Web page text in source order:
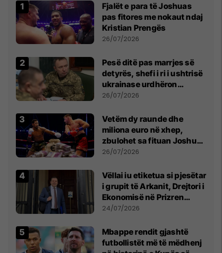
Fjalët e para të Joshuas
pas fitores me nokaut ndaj
Kristian Prengës
26/07/2026
Pesë ditë pas marrjes së
detyrës, shefi i ri i ushtrisë
ukrainase urdhëron
kontroll të madh
26/07/2026
Vetëm dy raunde dhe
miliona euro në xhep,
zbulohet sa fituan Joshua
e Prenga
26/07/2026
Vëllai iu etiketua si pjesëtar
i grupit të Arkanit, Drejtori i
Ekonomisë në Prizren
mohon pretendimet
24/07/2026
Mbappe rendit gjashtë
futbollistët më të mëdhenj